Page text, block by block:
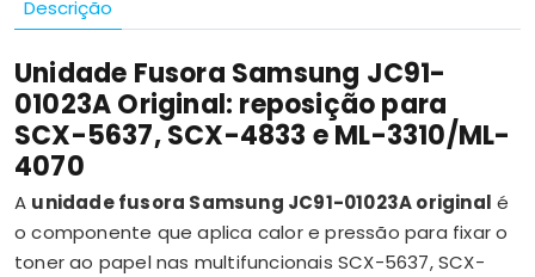
Descrição
Unidade Fusora Samsung JC91-
01023A Original: reposição para
SCX-5637, SCX-4833 e ML-3310/ML-
4070
A unidade fusora Samsung JC91-01023A original é
o componente que aplica calor e pressão para fixar o
toner ao papel nas multifuncionais SCX-5637, SCX-